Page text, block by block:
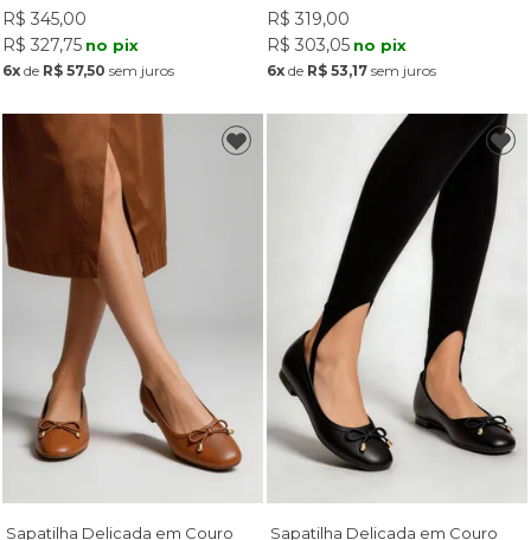
R$ 345,00
R$ 327,75 no pix
6xde R$ 57,50 sem juros
R$ 319,00
R$ 303,05 no pix
6x de R$ 53,17 sem juros
Sapatilha Delicada em Couro
Sapatilha Delicada em Couro